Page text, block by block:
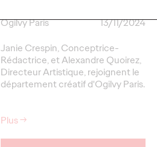
Ogilvy Paris
13/11/2024
Janie Crespin, Conceptrice-
Rédactrice, et Alexandre Quoirez,
Directeur Artistique, rejoignent le
département créatif d'Ogilvy Paris.
Plus→